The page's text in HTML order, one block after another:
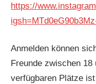
https://
Anmelden können
Freunde zwischen
verfügbaren Plätze